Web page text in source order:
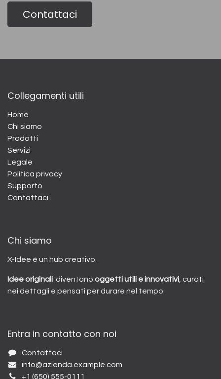
Contattaci
Collegamenti utili
Home
Chi siamo
Prodotti
Servizi
Legale
Politica privacy
Supporto
Contattaci
Chi siamo
X-Idee è un hub creativo.
Idee originali diventano oggetti utili e innovativi , curati
nei dettagli e pensati per durare nel tempo.
Entra in contatto con noi
Contattaci
info@azienda.example.com
+1 (650) 555-0111